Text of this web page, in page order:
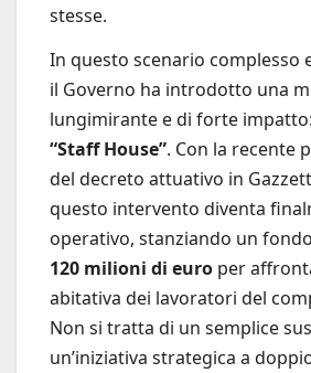
stesse.
In questo scenario complesso
il Governo ha introdotto una
lungimirante e di forte
“Staff House”. Con la recente
del decreto attuativo in
questo intervento diventa
operativo, stanziando un
120 milioni di euro per
abitativa dei lavoratori del
Non si tratta di un semplice
un’iniziativa strategica a